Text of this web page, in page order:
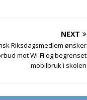
NEXT
Riksdagsmedlem ønsker
mot Wi-Fi og begrenset
mobilbruk i skolen